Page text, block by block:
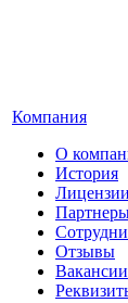
Компания
О
История
Лицензии
Отзывы
Вакансии